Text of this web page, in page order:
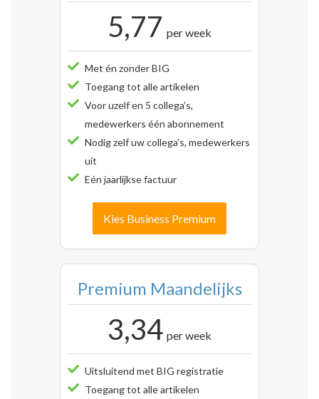
5,77 per week
Met én zonder BIG
Toegang tot alle artikelen
Voor uzelf en 5 collega’s,
medewerkers één abonnement
Nodig zelf uw collega’s, medewerkers
uit
Eén jaarlijkse factuur
Kies Business Premium
Premium Maandelijks
3,34 per week
Uitsluitend met BIG registratie
Toegang tot alle artikelen